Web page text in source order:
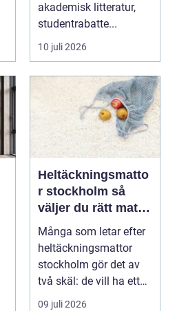
akademisk litteratur,
studentrabatte...
10 juli 2026
Heltäckningsmatto
r stockholm så
väljer du rätt matta
för hem och kontor
Många som letar efter
heltäckningsmattor
stockholm gör det av
två skäl: de vill ha ett
tystare och m...
09 juli 2026